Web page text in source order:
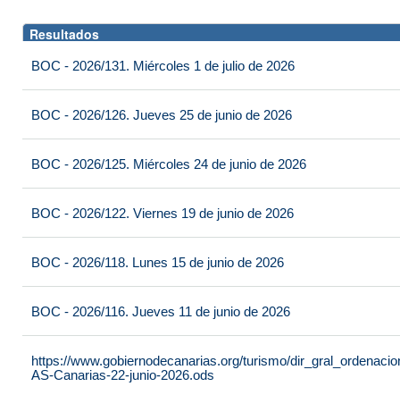
Resultados
BOC - 2026/131. Miércoles 1 de julio de 2026
BOC - 2026/126. Jueves 25 de junio de 2026
BOC - 2026/125. Miércoles 24 de junio de 2026
BOC - 2026/122. Viernes 19 de junio de 2026
BOC - 2026/118. Lunes 15 de junio de 2026
BOC - 2026/116. Jueves 11 de junio de 2026
https://www.gobiernodecanarias.org/turismo/
AS-Canarias-22-junio-2026.ods